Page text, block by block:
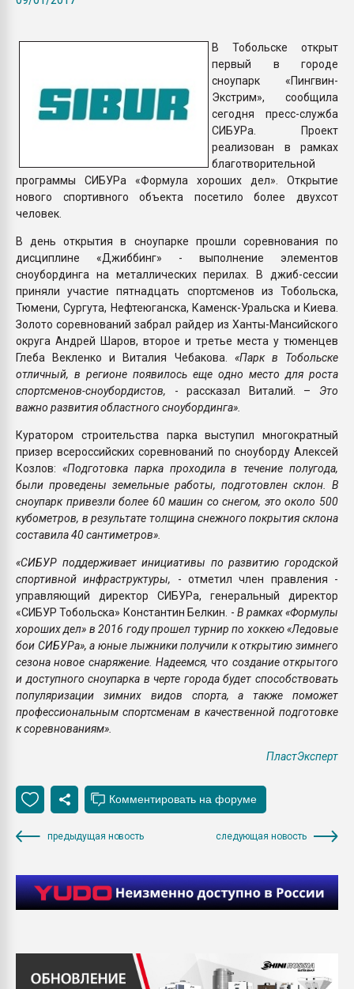
ПЕРЕЙТИ НА
В Тобольске открыт
первый в городе
сноупарк «Пингвин-
Экстрим», сообщила
сегодня пресс-служба
СИБУРа. Проект
реализован в рамках
благотворительной
программы СИБУРа «Формула хороших дел». Открытие
нового спортивного объекта посетило более двухсот
человек.
В день открытия в сноупарке прошли соревнования по
дисциплине «Джиббинг» - выполнение элементов
сноубординга на металлических перилах. В джиб-сессии
приняли участие пятнадцать спортсменов из Тобольска,
Тюмени, Сургута, Нефтеюганска, Каменск-Уральска и Киева.
Золото соревнований забрал райдер из Ханты-Мансийского
округа Андрей Шаров, второе и третье места у тюменцев
Глеба Векленко и Виталия Чебакова. «Парк в Тобольске
отличный, в регионе появилось еще одно место для роста
спортсменов-сноубордистов, - рассказал Виталий. – Это
важно развития областного сноубординга».
Куратором строительства парка выступил многократный
призер всероссийских соревнований по сноуборду Алексей
Козлов: «Подготовка парка проходила в течение полугода,
были проведены земельные работы, подготовлен склон. В
сноупарк привезли более 60 машин со снегом, это около 500
кубометров, в результате толщина снежного покрытия склона
составила 40 сантиметров».
«СИБУР поддерживает инициативы по развитию городской
спортивной инфраструктуры, - отметил член правления -
управляющий директор СИБУРа, генеральный директор
«СИБУР Тобольска» Константин Белкин. -В рамках «Формулы
хороших дел» в 2016 году прошел турнир по хоккею «Ледовые
бои СИБУРа», а юные лыжники получили к открытию зимнего
сезона новое снаряжение. Надеемся, что создание открытого
и доступного сноупарка в черте города будет способствовать
популяризации зимних видов спорта, а также поможет
профессиональным спортсменам в качественной подготовке
к соревнованиям».
ПластЭксперт
предыдущая новость следующая новость